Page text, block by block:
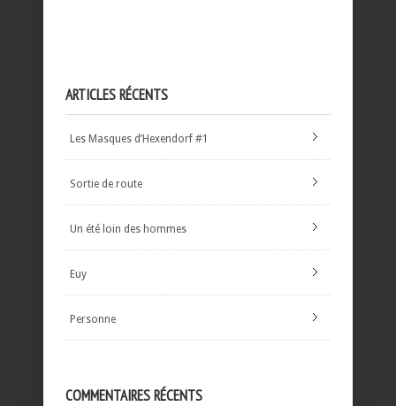
ARTICLES RÉCENTS
Les Masques d’Hexendorf #1
Sortie de route
Un été loin des hommes
Euy
Personne
COMMENTAIRES RÉCENTS